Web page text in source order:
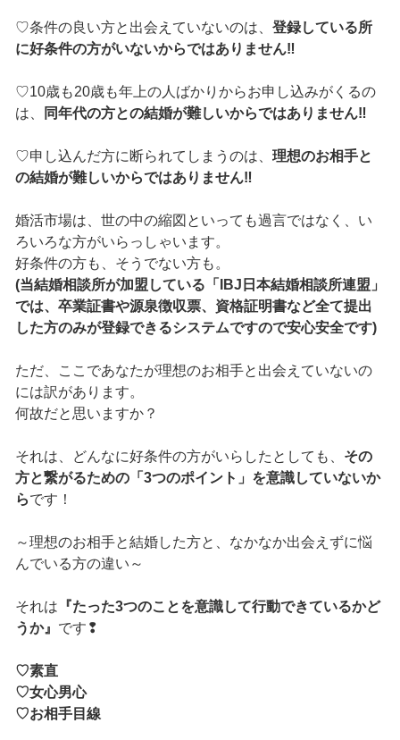
♡条件の良い方と出会えていないのは、 登録している所
に好条件の方がいないからではありません‼
♡10歳も20歳も年上の人ばかりからお申し込みがくるの
は、
同年代の方との結婚が難しいからではありません‼
♡申し込んだ方に断られてしまうのは、 理想のお相手と
の結婚が難しいからではありません‼
婚活市場は、世の中の縮図といっても過言ではなく、い
ろいろな方がいらっしゃいます。
好条件の方も、そうでない方も。
(当結婚相談所が加盟している「IBJ日本結婚相談所連盟」
では、卒業証書や源泉徴収票、資格証明書など全て提出
した方のみが登録できるシステムですので安心安全です)
ただ、ここであなたが理想のお相手と出会えていないの
には訳があります。
何故だと思いますか？
それは、どんなに好条件の方がいらしたとしても、 その
方と繋がるための「3つのポイント」を意識していないか
らです！
～理想のお相手と結婚した方と、なかなか出会えずに悩
んでいる方の違い～
それは 『たった3つのことを意識して行動できているかど
うか』 です❢
♡素直
♡女心男心
♡お相手目線